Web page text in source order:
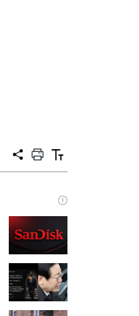
공
프
트
텍
트